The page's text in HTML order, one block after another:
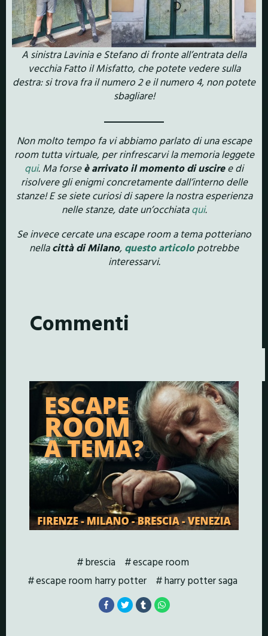
A sinistra Lavinia e Stefano di fronte all’entrata della
vecchia Fatto il Misfatto, che potete vedere sulla
destra: si trova fra il numero 2 e il numero 4, non potete
sbagliare!
Non molto tempo fa vi abbiamo parlato di una escape
room tutta virtuale, per rinfrescarvi la memoria leggete
qui. Ma forseè arrivato il momento di usciree di
risolvere gli enigmi concretamente dall’interno delle
stanze! E se siete curiosi di sapere la nostra esperienza
nelle stanze, date un’occhiataqui.
Se invece cercate una escape room a tema potteriano
nellacittà di Milano, questo articolopotrebbe
interessarvi.
Commenti
brescia
escape room
escape room harry potter
harry potter saga